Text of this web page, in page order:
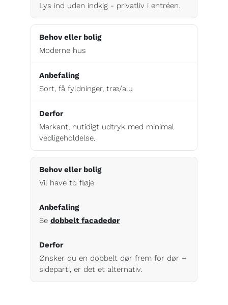
Lys ind uden indkig - privatliv i entréen.
Moderne hus
Sort, få fyldninger, træ/alu
Markant, nutidigt udtryk med minimal
vedligeholdelse.
Vil have to fløje
Se dobbelt facadedør
Ønsker du en dobbelt dør frem for dør +
sideparti, er det et alternativ.